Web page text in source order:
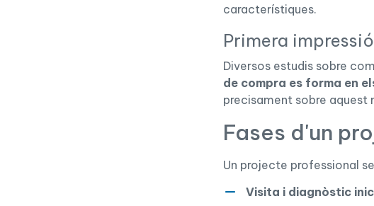
característiques.
Primera
Diversos estudis sobre
de compra es forma en
precisament sobre aquest
Fases d'un
Un projecte professional
Visita i diagnòstic